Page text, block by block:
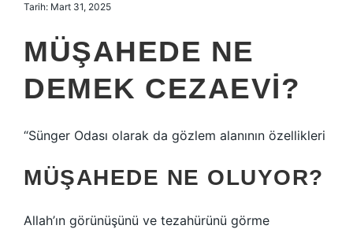
Tarih: Mart 31, 2025
MÜŞAHEDE NE
DEMEK CEZAEVI?
“Sünger Odası olarak da gözlem alanının özellikleri
MÜŞAHEDE NE OLUYOR?
Allah’ın görünüşünü ve tezahürünü görme